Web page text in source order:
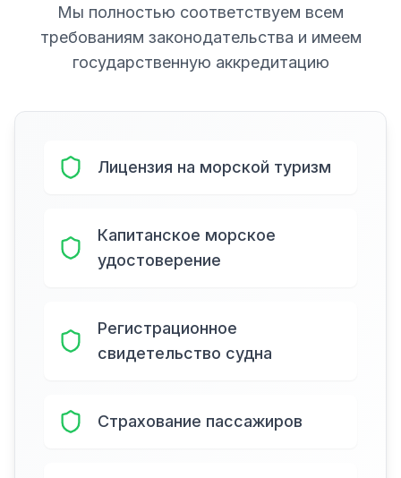
Мы полностью соответствуем всем
требованиям законодательства и имеем
государственную аккредитацию
Лицензия на морской туризм
Капитанское морское
удостоверение
Регистрационное
свидетельство судна
Страхование пассажиров